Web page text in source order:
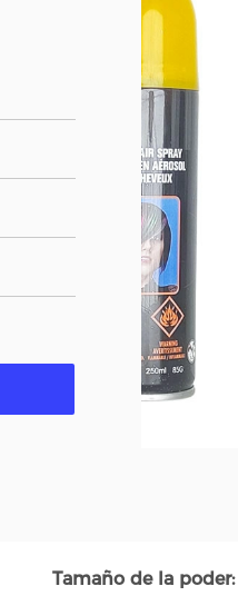
Tamaño de la poder: